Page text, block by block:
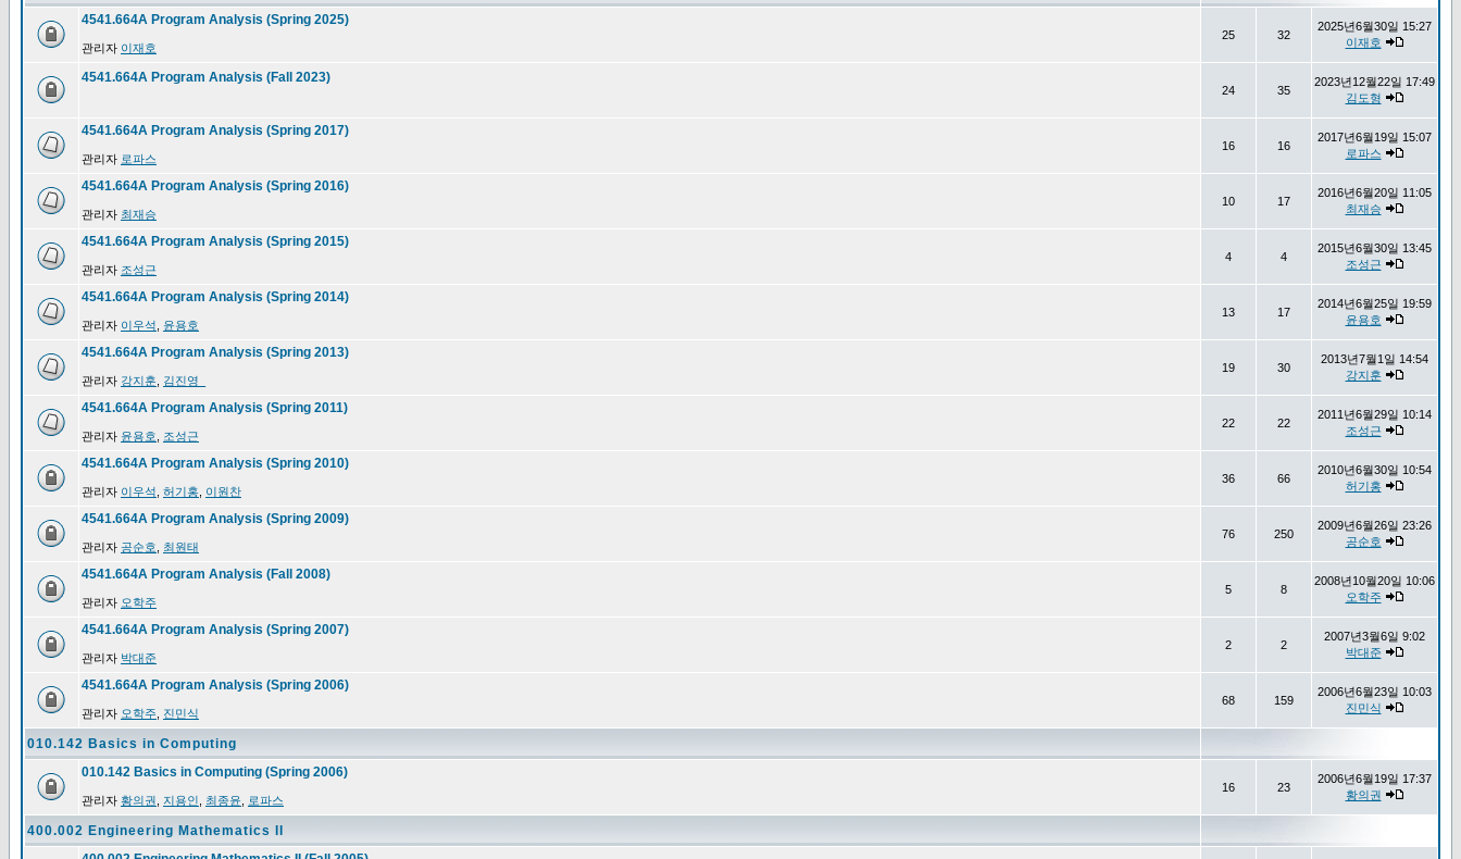
4541.664A Program Analysis (Spring 2025)
관리자 이재호
25 32
2025년6월30일 15:27
이재호
4541.664A Program Analysis (Fall 2023)
24 35
2023년12월22일 17:49
김도형
4541.664A Program Analysis (Spring 2017)
관리자 로파스
16 16
2017년6월19일 15:07
로파스
4541.664A Program Analysis (Spring 2016)
관리자 최재승
10 17
2016년6월20일 11:05
최재승
4541.664A Program Analysis (Spring 2015)
관리자 조성근
4 4
2015년6월30일 13:45
조성근
4541.664A Program Analysis (Spring 2014)
관리자 이우석 윤용호
13 17
2014년6월25일 19:59
윤용호
4541.664A Program Analysis (Spring 2013)
관리자 강지훈 김진영_
19 30
2013년7월1일 14:54
강지훈
4541.664A Program Analysis (Spring 2011)
관리자 윤용호 조성근
22 22
2011년6월29일 10:14
조성근
4541.664A Program Analysis (Spring 2010)
관리자 이우석 허기홍 이원찬
36 66
2010년6월30일 10:54
허기홍
4541.664A Program Analysis (Spring 2009)
관리자 공순호 최원태
76 250
2009년6월26일 23:26
공순호
4541.664A Program Analysis (Fall 2008)
관리자 오학주
5 8
2008년10월20일 10:06
오학주
4541.664A Program Analysis (Spring 2007)
관리자 박대준
2 2
2007년3월6일 9:02
박대준
4541.664A Program Analysis (Spring 2006)
관리자 오학주 진민식
68 159
2006년6월23일 10:03
진민식
010.142 Basics in Computing
010.142 Basics in Computing (Spring 2006)
관리자 황의권 지용인 최종윤 로파스
16 23
2006년6월19일 17:37
황의권
400.002 Engineering Mathematics II